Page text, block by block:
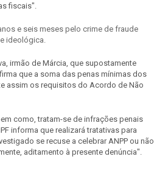
fiscais".
e seis meses pelo crime de fraude
ideológica.
irmão de Márcia, que supostamente
que a soma das penas mínimas dos
assim os requisitos do Acordo de Não
como, tratam-se de infrações penais
informa que realizará tratativas para
se recuse a celebrar ANPP ou não
aditamento à presente denúncia".